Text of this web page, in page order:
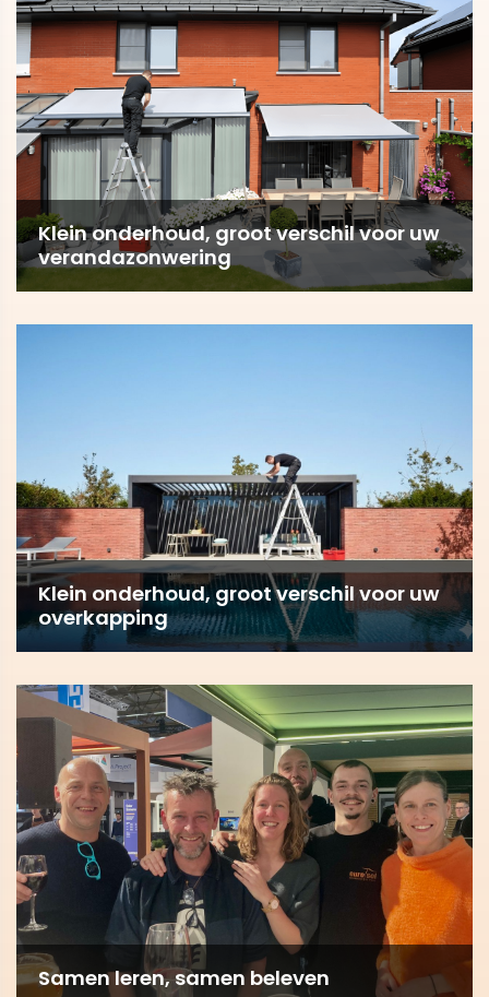
Klein onderhoud, groot verschil voor uw
verandazonwering
Klein onderhoud, groot verschil voor uw
overkapping
Samen leren, samen beleven